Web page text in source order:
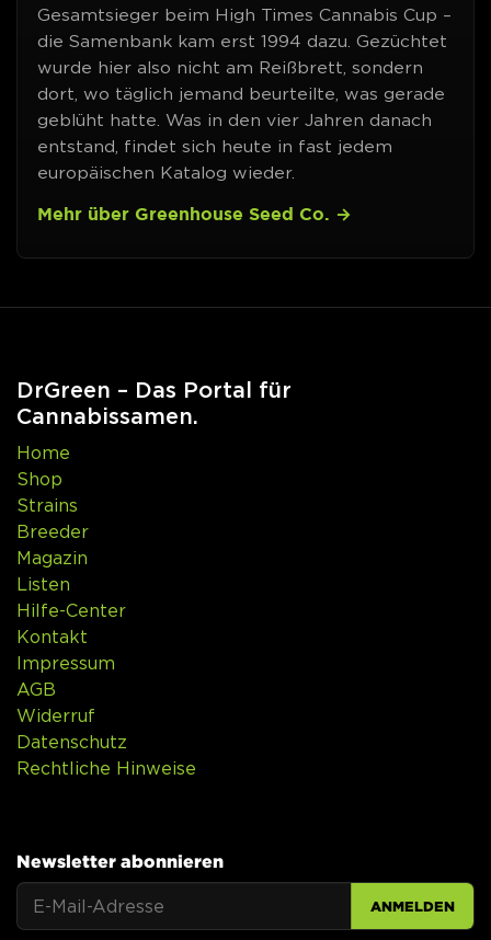
Gesamtsieger beim High Times Cannabis Cup –
die Samenbank kam erst 1994 dazu. Gezüchtet
wurde hier also nicht am Reißbrett, sondern
dort, wo täglich jemand beurteilte, was gerade
geblüht hatte. Was in den vier Jahren danach
entstand, findet sich heute in fast jedem
europäischen Katalog wieder.
Mehr über Greenhouse Seed Co.
DrGreen – Das Portal für
Cannabissamen.
Home
Shop
Strains
Breeder
Magazin
Listen
Hilfe-Center
Kontakt
Impressum
AGB
Widerruf
Datenschutz
Rechtliche Hinweise
Newsletter abonnieren
ANMELDEN